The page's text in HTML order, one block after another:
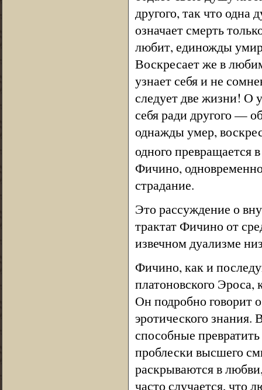
другого, так что
означает смерть
любит, единожды
Воскресает же в
узнает себя и не
следует две жизни! О
себя ради другого —
однажды умер,
одного превращается
Фичино,
страдание.
Это рассуждение о
трактат Фичино от
извечном дуализме
Фичино, как и
платоновского
Он подробно говорит
эротического
способные
проблески высшего
раскрываются в
часто случается, что